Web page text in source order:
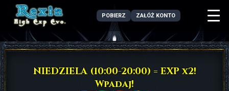
POBIERZ ZAŁÓŻ KONTO
NIEDZIELA (10:00-20:00) = EXP x2!
Wpadaj!